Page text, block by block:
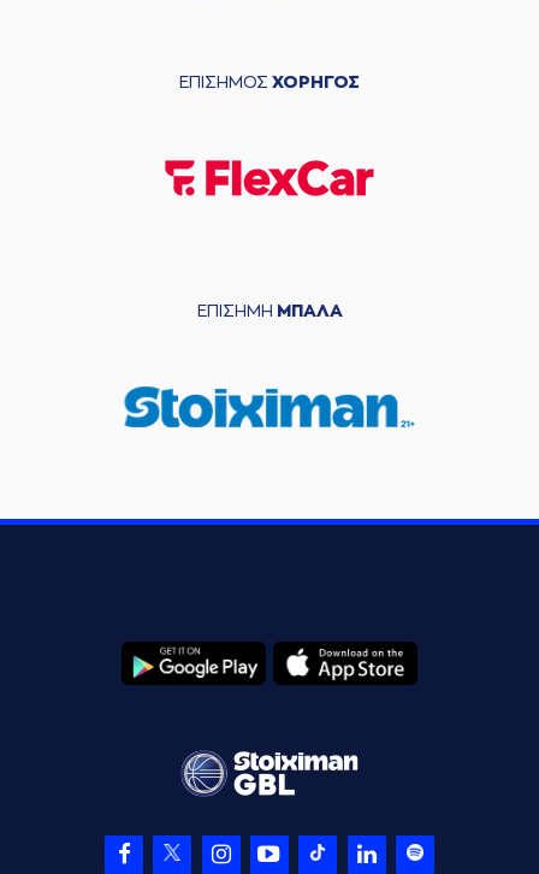
ΕΠΙΣΗΜΟΣ ΧΟΡΗΓΟΣ
ΕΠΙΣΗΜΗ ΜΠΑΛΑ